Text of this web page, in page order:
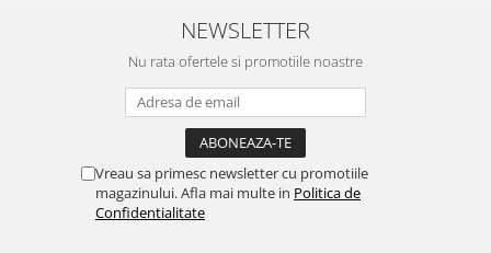
NEWSLETTER
Nu rata ofertele si promotiile noastre
Vreau sa primesc newsletter cu promotiile
magazinului. Afla mai multe in Politica de
Confidentialitate